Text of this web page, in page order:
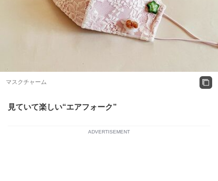
マスクチャーム
見ていて楽しい“エアフォーク”
ADVERTISEMENT